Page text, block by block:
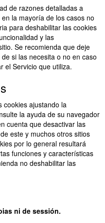
de razones detalladas a
la mayoría de los casos no
para deshabilitar las cookies
y las
Se recomienda que deje
si las necesita o no en caso
el Servicio que utiliza.
cookies ajustando la
la ayuda de su navegador
cuenta que desactivar las
este y muchos otros sitios
por lo general resultará
funciones y características
no deshabilitar las
ni de sessión.